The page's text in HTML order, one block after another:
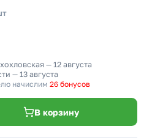
— 12 августа
— 13 августа
начислим 26 бонусов
В корзину